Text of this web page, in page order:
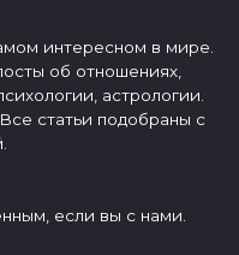
интересном в мире.
об отношениях,
астрологии.
статьи подобраны с
если вы с нами.